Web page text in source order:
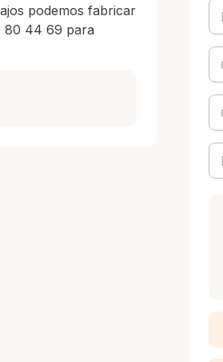
podemos fabricar
80 44 69 para